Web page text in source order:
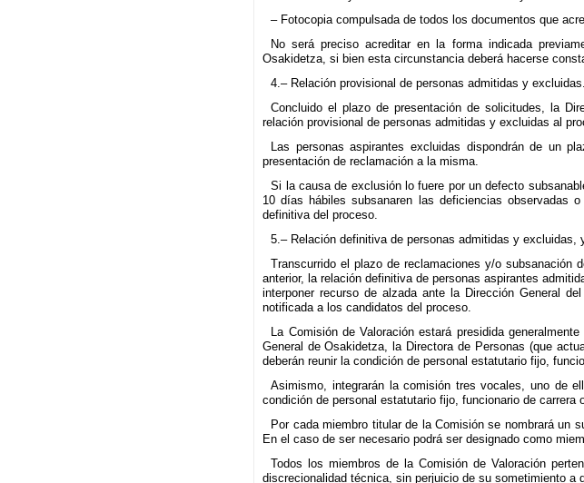
– Fotocopia compulsada de todos los documentos que
No será preciso acreditar en la forma indicada
Osakidetza, si bien esta circunstancia deberá hacerse
4.– Relación provisional de personas admitidas y excluidas.
Concluido el plazo de presentación de solicitudes, la
relación provisional de personas admitidas y excluidas al
Las personas aspirantes excluidas dispondrán de un
presentación de reclamación a la misma.
Si la causa de exclusión lo fuere por un defecto
10 días hábiles subsanaren las deficiencias observadas
definitiva del proceso.
5.– Relación definitiva de personas admitidas y excluidas,
Transcurrido el plazo de reclamaciones y/o subsanación
anterior, la relación definitiva de personas aspirantes
interponer recurso de alzada ante la Dirección General
notificada a los candidatos del proceso.
La Comisión de Valoración estará presidida
General de Osakidetza, la Directora de Personas (que
deberán reunir la condición de personal estatutario fijo,
Asimismo, integrarán la comisión tres vocales, uno de
condición de personal estatutario fijo, funcionario de
Por cada miembro titular de la Comisión se nombrará un
En el caso de ser necesario podrá ser designado como
Todos los miembros de la Comisión de Valoración
discrecionalidad técnica, sin perjuicio de su sometimiento a